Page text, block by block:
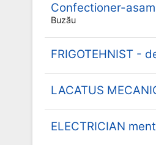
Confectioner-
Buzău
FRIGOTEHNIST -
LACATUS
ELECTRICIAN